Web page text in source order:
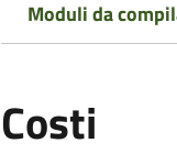
Moduli da
Costi